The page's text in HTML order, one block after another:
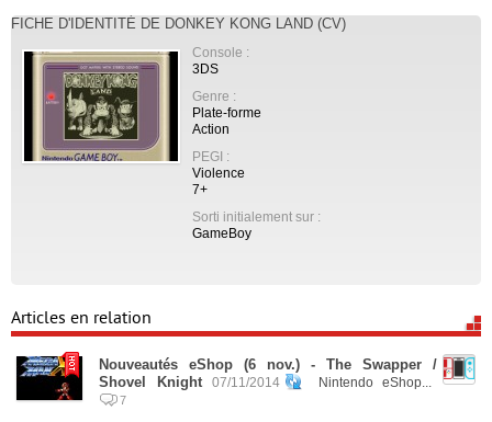
FICHE D'IDENTITÉ DE DONKEY KONG LAND (CV)
Console :
3DS
Genre :
Plate-forme
Action
PEGI :
Violence
7+
Sorti initialement sur :
GameBoy
Articles en relation
Nouveautés eShop (6 nov.) - The Swapper /
Shovel Knight
07/11/2014 Nintendo eShop...
7